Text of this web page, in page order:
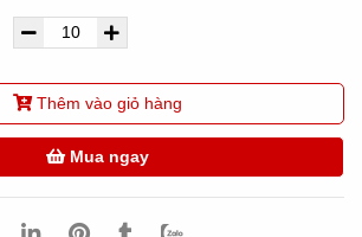
Thêm vào giỏ hàng
Mua ngay